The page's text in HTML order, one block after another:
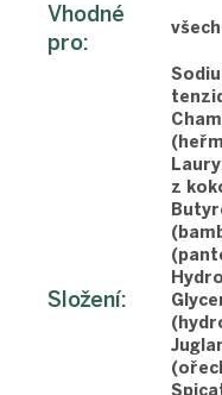
Vhodné
pro:
Složení:
z